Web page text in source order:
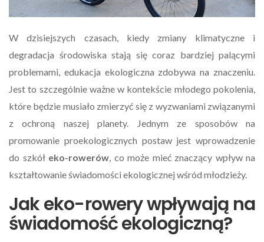
W dzisiejszych czasach, kiedy zmiany klimatyczne i
degradacja środowiska stają się coraz bardziej palącymi
problemami, edukacja ekologiczna zdobywa na znaczeniu.
Jest to szczególnie ważne w kontekście młodego pokolenia,
które będzie musiało zmierzyć się z wyzwaniami związanymi
z ochroną naszej planety. Jednym ze sposobów na
promowanie proekologicznych postaw jest wprowadzenie
do szkół eko-rowerów, co może mieć znaczący wpływ na
kształtowanie świadomości ekologicznej wśród młodzieży.
Jak eko-rowery wpływają na
świadomość ekologiczną?